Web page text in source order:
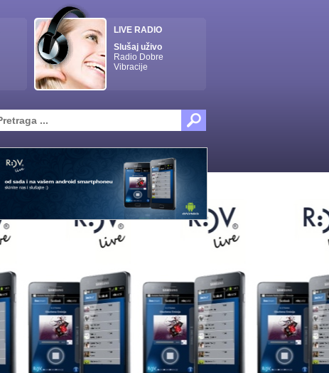
LIVE RADIO
Slušaj uživo
Radio Dobre
Vibracije